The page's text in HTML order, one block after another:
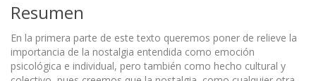
Resumen
En la primera parte de este texto queremos poner de relieve la
importancia de la nostalgia entendida como emoción
psicológica e individual, pero también como hecho cultural y